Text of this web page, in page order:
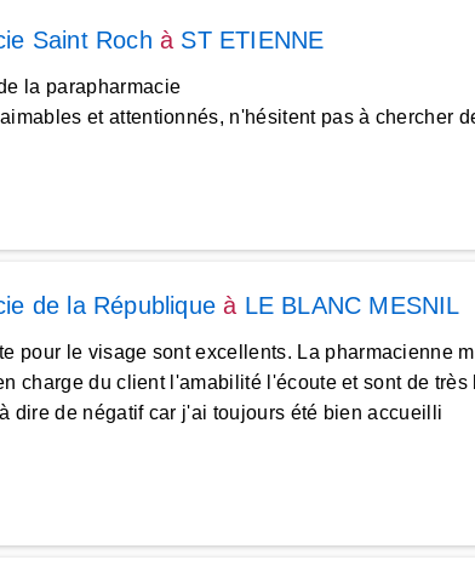
Saint Roch à ST ETIENNE
la parapharmacie
et attentionnés, n'hésitent pas à chercher
de la République à LE BLANC MESNIL
pour le visage sont excellents. La pharmacienne
charge du client l'amabilité l'écoute et sont de très
dire de négatif car j'ai toujours été bien accueilli